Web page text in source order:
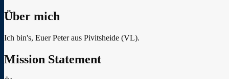
Über mich
Ich bin's, Euer Peter aus Pivitsheide (VL).
Mission Statement